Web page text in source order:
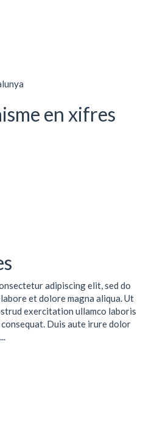
en xifres
adipiscing elit, sed do
et dolore magna aliqua. Ut
exercitation ullamco laboris
Duis aute irure dolor